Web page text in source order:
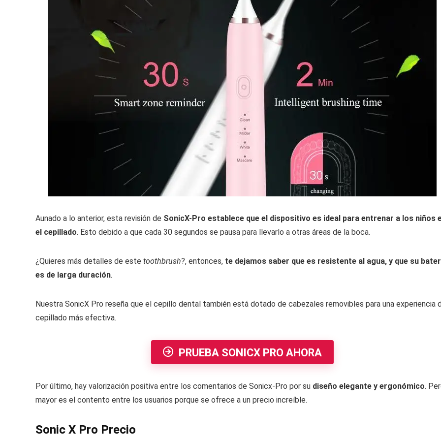
Aunado a lo anterior, esta revisión de SonicX-Pro establece que el dispositivo es ideal para entrenar a los niños
el cepillado. Esto debido a que cada 30 segundos se pausa para llevarlo a otras áreas de la boca.
¿Quieres más detalles de este toothbrush?, entonces, te dejamos saber que es resistente al agua, y que su
es de larga duración.
Nuestra SonicX Pro reseña que el cepillo dental también está dotado de cabezales removibles para una experiencia
cepillado más efectiva.
PRUEBA SONICX PRO AHORA
Por último, hay valorización positiva entre los comentarios de Sonicx-Pro por su diseño elegante y ergonómico.
mayor es el contento entre los usuarios porque se ofrece a un precio increíble.
Sonic X Pro Precio